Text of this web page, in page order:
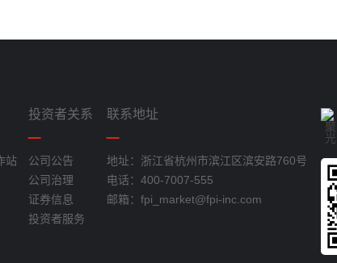
站
投资者关系
公司公告
公司治理
证券信息
投资者服务
联系地址
地址：浙江省杭州市滨江区滨安路760号
电话：400-7007-555
邮箱：fpi_market@fpi-inc.com